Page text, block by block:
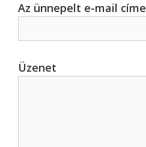
Az ünnepelt e-mail címe
Üzenet